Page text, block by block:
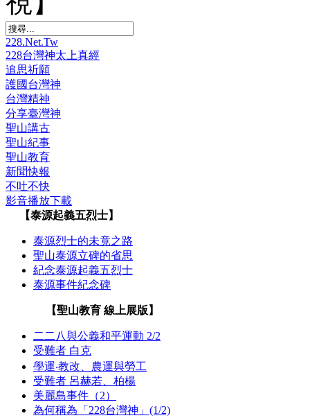
228.Net.Tw
228台灣神太上真經
追思祈願
護國台灣神
台灣精神
分享臺灣神
聖山講古
聖山紀事
聖山教育
新聞快報
不吐不快
影音播放下載
【泰源起義五烈士】
泰源烈士的未竟之路
聖山泰源立碑的省思
紀念泰源起義五烈士
泰源事件紀念碑
【聖山教育 線上展版】
二二八與公義和平運動 2/2
受難者 白克
學運‧教改、農運與勞工
受難者 呂赫若、柏楊
美麗島事件（2）
為何稱為「228台灣神」(1/2)